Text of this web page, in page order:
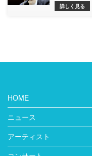
詳しく見る
HOME
ニュース
アーティスト